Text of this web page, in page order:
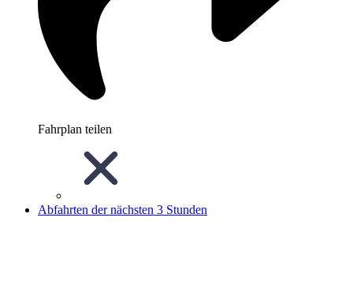
Fahrplan teilen
Abfahrten der nächsten 3 Stunden